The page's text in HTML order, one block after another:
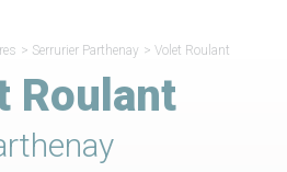
> Serrurier Parthenay > Volet Roulant
Roulant